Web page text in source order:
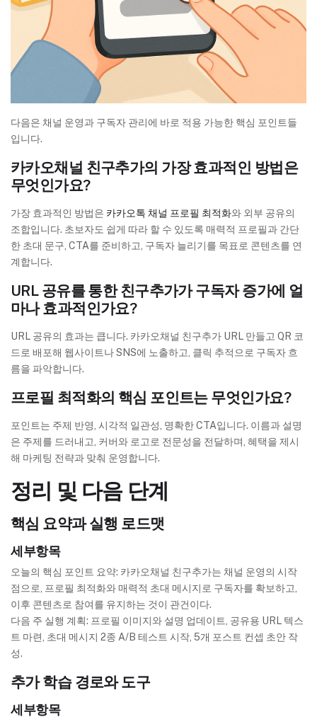
다음은 채널 운영과 구독자 관리에 바로 적용 가능한 핵심 포인트들
입니다.
카카오채널 친구추가의 가장 효과적인 방법은
무엇인가요?
가장 효과적인 방법은 카카오톡 채널 프로필 최적화와 외부 공유의
조합입니다. 초보자도 쉽게 따라 할 수 있도록 매력적 프로필과 간단
한 초대 문구, CTA를 준비하고, 구독자 늘리기를 목표로 콘텐츠를 연
계합니다.
URL 공유를 통한 친구추가가 구독자 증가에 얼
마나 효과적인가요?
URL 공유의 효과는 큽니다. 카카오채널 친구추가 URL 만들고 QR 코
드로 배포해 웹사이트나 SNS에 노출하고, 클릭 추적으로 구독자 흐
름을 파악합니다.
프로필 최적화의 핵심 포인트는 무엇인가요?
포인트는 주제 반영, 시각적 일관성, 명확한 CTA입니다. 이름과 설명
은 주제를 드러내고, 커버와 로고로 전문성을 전달하며, 혜택을 제시
해 마케팅 전략과 맞춰 운영합니다.
정리 및 다음 단계
핵심 요약과 실행 로드맷
세부항목
오늘의 핵심 포인트 요약: 카카오채널 친구추가는 채널 운영의 시작
점으로, 프로필 최적화와 매력적 초대 메시지로 구독자를 확보하고,
이후 콘텐츠로 참여를 유지하는 것이 관건이다.
다음 주 실행 계획: 프로필 이미지와 설명 업데이트, 공유용 URL 텍스
트 마련, 초대 메시지 2종 A/B 테스트 시작, 5개 포스트 컨셉 초안 작
성.
추가 학습 경로와 도구
세부항목